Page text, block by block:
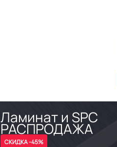
Ламинат и SPC
РАСПРОДАЖА
СКИДКА -45%